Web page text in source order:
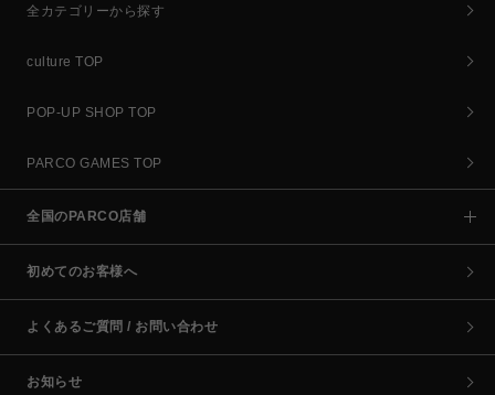
全カテゴリーから探す
culture TOP
POP-UP SHOP TOP
PARCO GAMES TOP
全国のPARCO店舗
初めてのお客様へ
よくあるご質問 / お問い合わせ
お知らせ